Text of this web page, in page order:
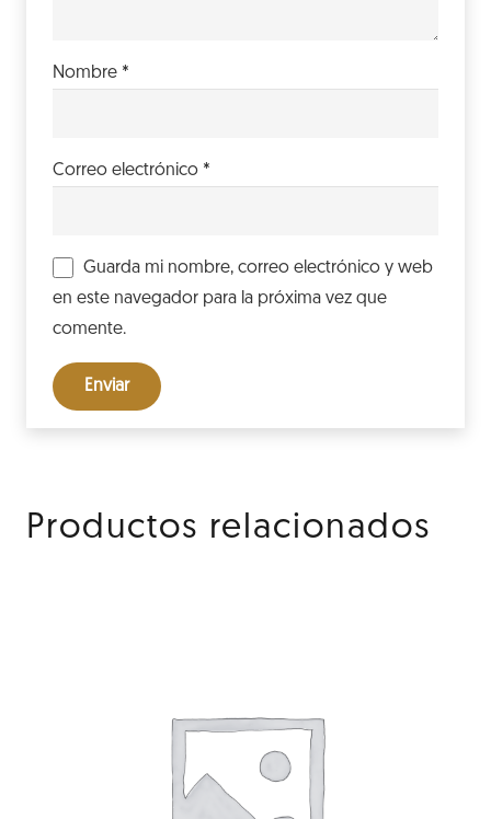
Nombre *
Correo electrónico *
Guarda mi nombre, correo electrónico y web
en este navegador para la próxima vez que
comente.
Productos relacionados